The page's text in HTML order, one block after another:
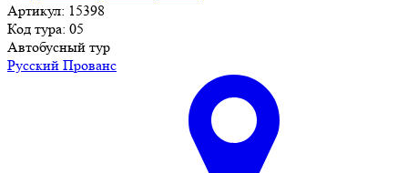
Артикул: 15398
Код тура: 05
Автобусный тур
Русский Прованс